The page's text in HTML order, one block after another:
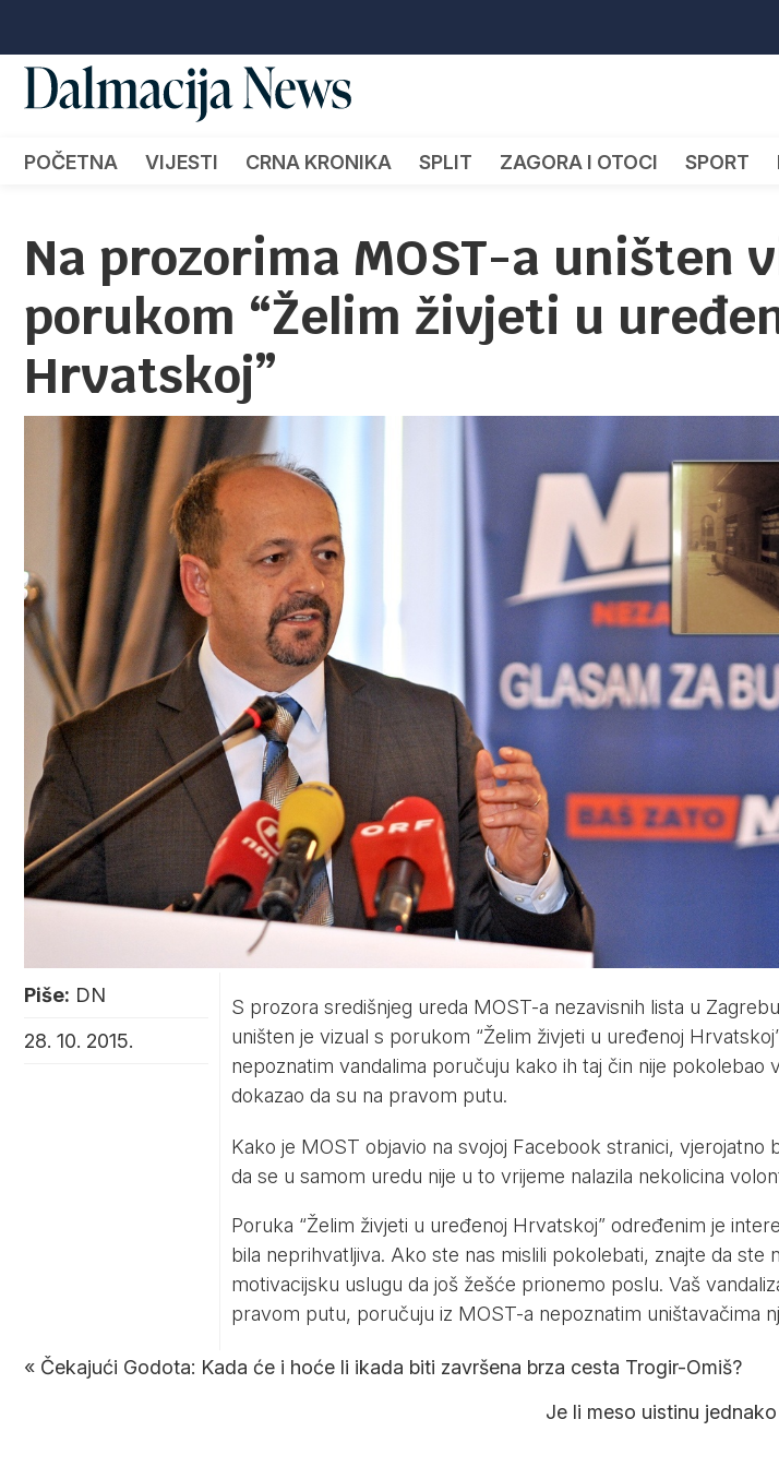
POČETNA VIJESTI CRNA KRONIKA SPLIT ZAGORA I OTOCI SPORT
Na prozorima MOST-a uništen
porukom “Želim živjeti u
Hrvatskoj”
Piše: DN
28. 10. 2015.
S prozora središnjeg ureda MOST-a nezavisnih lista u
uništen je vizual s porukom “Želim živjeti u uređenoj
nepoznatim vandalima poručuju kako ih taj čin nije pokolebao
dokazao da su na pravom putu.
Kako je MOST objavio na svojoj Facebook stranici, vjerojatno
da se u samom uredu nije u to vrijeme nalazila nekolicina
Poruka “Želim živjeti u uređenoj Hrvatskoj” određenim je
bila neprihvatljiva. Ako ste nas mislili pokolebati, znajte da ste
motivacijsku uslugu da još žešće prionemo poslu. Vaš
pravom putu, poručuju iz MOST-a nepoznatim uništavačima
« Čekajući Godota: Kada će i hoće li ikada biti završena brza cesta Trogir-Omiš?
Je li meso uistinu